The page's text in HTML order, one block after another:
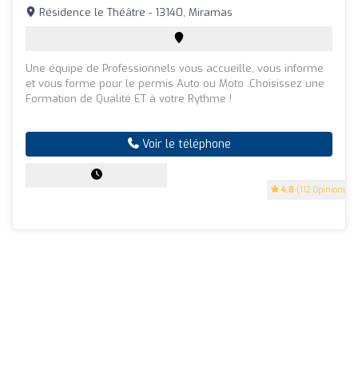
4.8 (112 Opinions)
Résidence le Théâtre - 13140, Miramas
Une équipe de Professionnels vous accueille, vous informe
et vous forme pour le permis Auto ou Moto .Choisissez une
Formation de Qualité ET à votre Rythme !
Voir le téléphone